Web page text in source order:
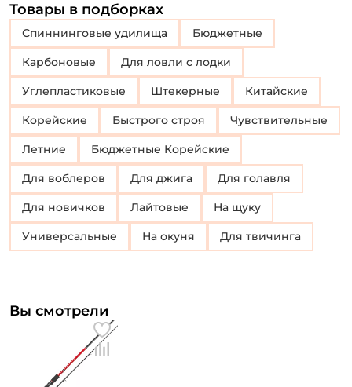
Товары в подборках
Спиннинговые удилища Бюджетные
Карбоновые Для ловли с лодки
Углепластиковые Штекерные Китайские
Корейские Быстрого строя Чувствительные
Летние Бюджетные Корейские
Для воблеров Для джига Для голавля
Для новичков Лайтовые На щуку
Универсальные на окуня для твичинга
Вы смотрели